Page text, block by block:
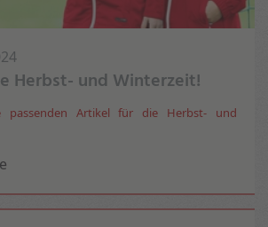
Herbst- und Winterzeit!
passenden Artikel für die Herbst- und